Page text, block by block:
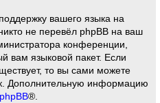
вашего языка на
не перевёл phpBB на ваш
конференции,
вам языковой пакет. Если
то вы сами можете
Дополнительную информацию
phpBB®.